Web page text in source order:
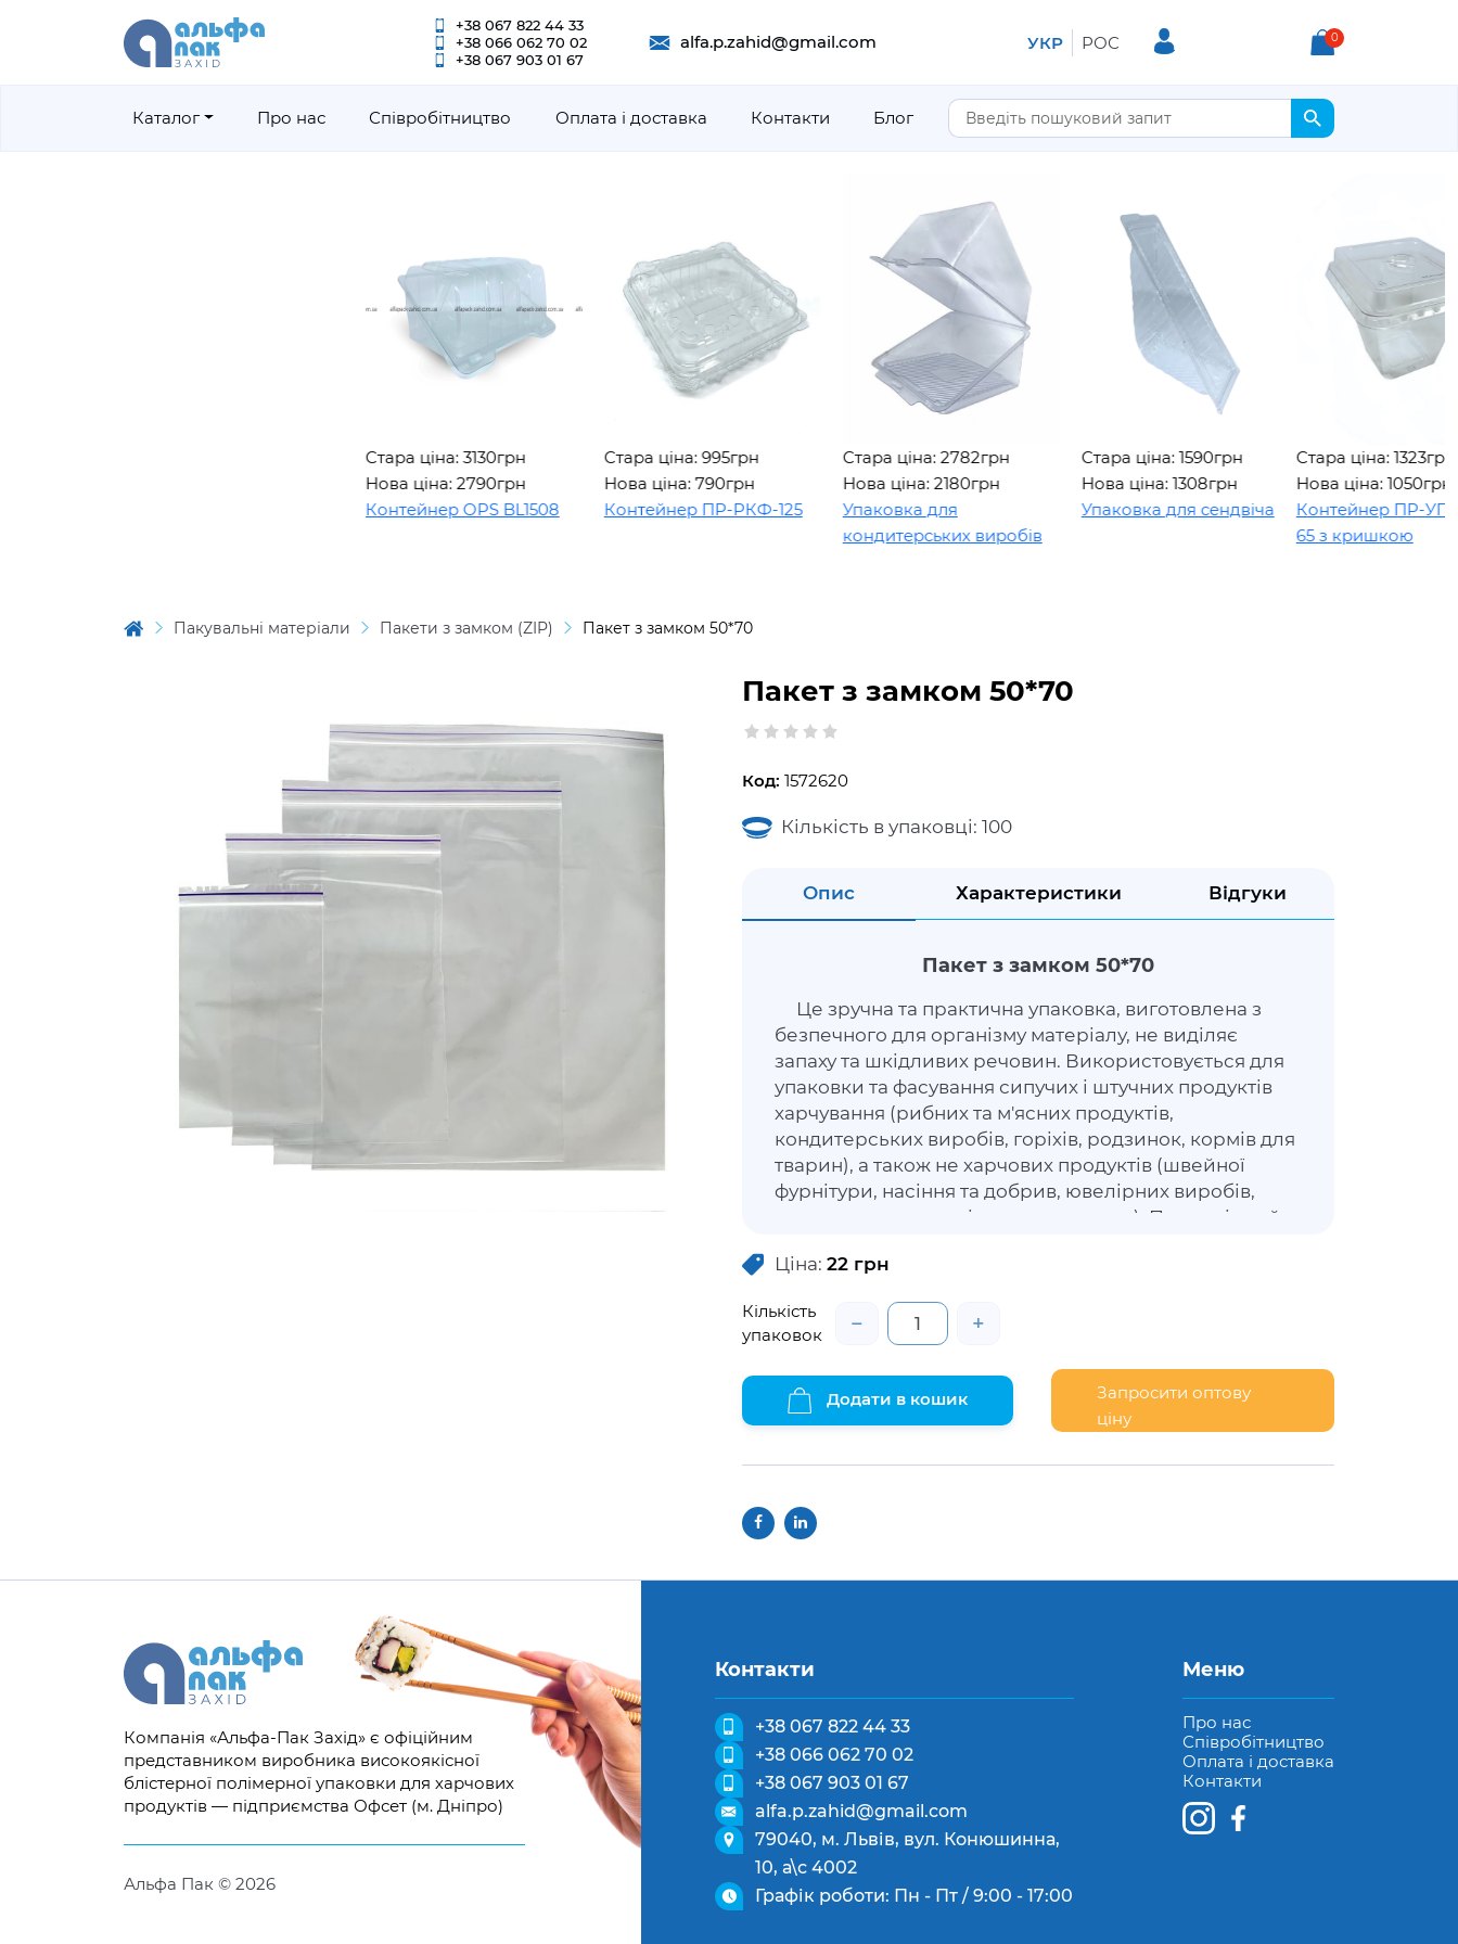
+38 067 822 44 33
+38 066 062 70 02
+38 067 903 01 67
alfa.p.zahid@gmail.com УКР РОС 0
Каталог Про нас Співробітництво Оплата і доставка Контакти Блог
Стара ціна: 3130грн
Нова ціна: 2790грн
Контейнер OPS BL1508
Стара ціна: 995грн
Нова ціна: 790грн
Контейнер ПР-РКФ-125
Стара ціна: 2782грн
Нова ціна: 2180грн
Упаковка для
кондитерських виробів
Стара ціна: 1590грн
Нова ціна: 1308грн
Упаковка для сендвіча
Стара ціна: 1323грн
Нова ціна: 1050грн
Контейнер ПР-УП-109
65 з кришкою
Пакувальні матеріали Пакети з замком (ZIP) Пакет з замком 50*70
Пакет з замком 50*70
Код: 1572620
Кількість в упаковці: 100
Опис Характеристики Відгуки
Пакет з замком 50*70
Це зручна та практична упаковка, виготовлена з
безпечного для організму матеріалу, не виділяє
запаху та шкідливих речовин. Використовується для
упаковки та фасування сипучих і штучних продуктів
харчування (рибних та м'ясних продуктів,
кондитерських виробів, горіхів, родзинок, кормів для
тварин), а також не харчових продуктів (швейної
фурнітури, насіння та добрив, ювелірних виробів,
медичних препаратів, автозапчастин). Пакет міцний,
спеціальну застібку, завдяки якій закривається
зберігаючи можливість огляду продукції при купівлі
за рахунок прозорого пакування.
Ціна: 22 грн
Кількість
упаковок
− +
Додати в кошик
Запросити оптову
ціну
Контакти
+38 067 822 44 33
+38 066 062 70 02
+38 067 903 01 67
alfa.p.zahid@gmail.com
79040, м. Львів, вул. Конюшинна,
10, а\с 4002
Графік роботи: Пн - Пт / 9:00 - 17:00
Меню
Про нас
Співробітництво
Оплата і доставка
Контакти
Компанія «Альфа-Пак Захід» є офіційним
представником виробника високоякісної
блістерної полімерної упаковки для харчових
продуктів — підприємства Офсет (м. Дніпро)
Альфа Пак © 2026